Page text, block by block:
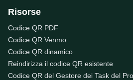
Risorse
Codice QR PDF
Codice QR Venmo
Codice QR dinamico
Reindirizza il codice QR esistente
Codice QR del Gestore dei Task del